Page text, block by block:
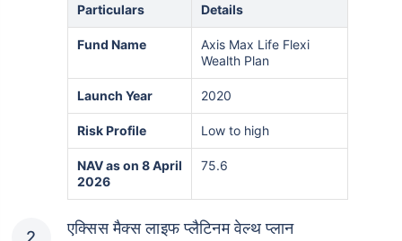
Particulars Details
Fund Name
Axis Max Life Flexi
Wealth Plan
Launch Year 2020
Risk Profile Low to high
NAV as on 8 April
2026
75.6
एक्सिस मैक्स लाइफ प्लैटिनम वेल्थ प्लान